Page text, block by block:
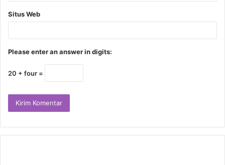
Situs Web
Please enter an answer in digits:
20 + four =